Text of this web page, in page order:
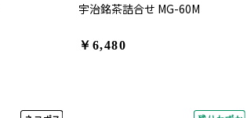
宇治銘茶詰合せ MG-60M
￥6,480